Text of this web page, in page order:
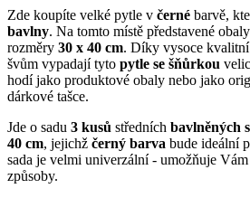
Zde koupíte velké pytle v černé barvě,
bavlny. Na tomto místě představené
rozměry 30 x 40 cm. Díky vysoce
švům vypadají tyto pytle se šňůrkou
hodí jako produktové obaly nebo jako
dárkové tašce.
Jde o sadu 3 kusů středních bavlněných
40 cm, jejichž černý barva bude ideální
sada je velmi univerzální - umožňuje
způsoby.